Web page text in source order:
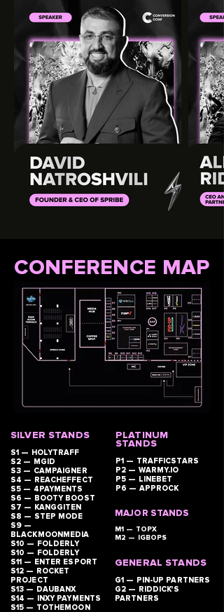
CONFERENCE MAP
SILVER STANDS
S1 — HOLYTRAFF
S2 — MGID
S3 — CAMPAIGNER
S4 — REACHEFFECT
S5 — 4PAYMENTS
S6 — BOOTY BOOST
S7 — KANGGITEN
S8 — STEP MODE
S9 —
BLACKMOONMEDIA
S10 — FOLDERLY
S10 — FOLDERLY
S11 — ENTER ESPORT
S12 — ROCKET
PROJECT
S13 — DAUBANX
S14 — INXY PAYMENTS
S15 — TOTHEMOON
PLATINUM
STANDS
P1 — TRAFFICSTARS
P2 — WARMY.IO
P5 — LINEBET
P6 — APPROCK
MAJOR STANDS
M1 — TOPX
M2 — IGBOPS
GENERAL STANDS
G1 — PIN-UP PARTNERS
G2 — RIDDICK'S
PARTNERS